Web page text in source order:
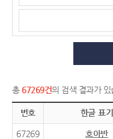
총 67269건의 검색 결과가 있
번호 한글 표기
67269 호아반